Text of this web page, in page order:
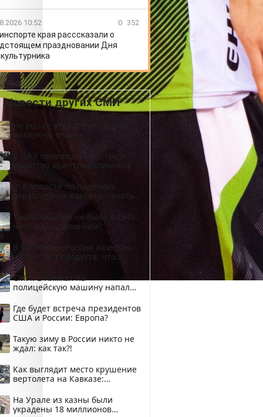
10:52 0 352
края расссказали о
праздновании Дня
Новости других СМИ
Не ешьте эту готовую еду из
магазина: список
В ОАЭ произошло жестокое
убийство криптомиллионера
Все новости по падению
вертолета на Кавказе: читать
здесь
Таких событий не было с 1945:
чего ждать всем нам?
В магазинах России ажиотаж
из-за этого продукта: что
купить?
СМИ: В Химках на
полицейскую машину напали
Где будет встреча президентов
США и России: Европа?
Такую зиму в России никто не
ждал: как так?!
Как выглядит место крушение
вертолета на Кавказе:
На Урале из казны были
украдены 18 миллионов